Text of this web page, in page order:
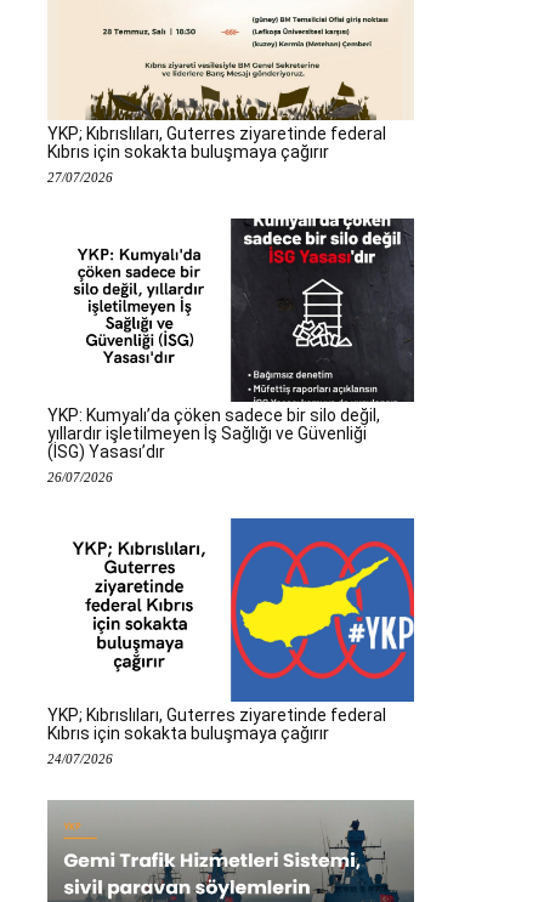
YKP; Kıbrıslıları, Guterres ziyaretinde federal
Kıbrıs için sokakta buluşmaya çağırır
27/07/2026
YKP: Kumyalı’da çöken sadece bir silo değil,
yıllardır işletilmeyen İş Sağlığı ve Güvenliği
(İSG) Yasası’dır
26/07/2026
YKP; Kıbrıslıları, Guterres ziyaretinde federal
Kıbrıs için sokakta buluşmaya çağırır
24/07/2026